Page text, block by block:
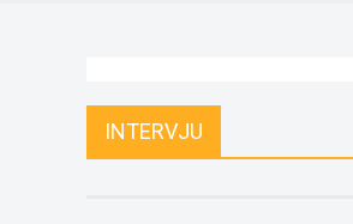
INTERVJU